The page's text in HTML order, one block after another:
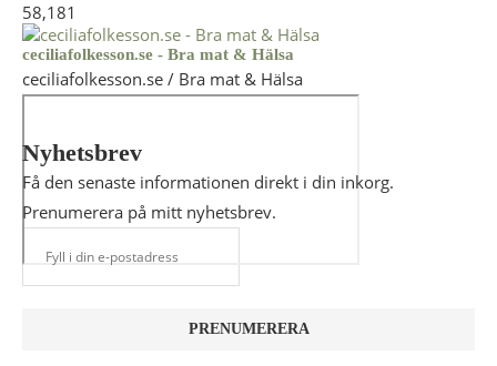
58,181
ceciliafolkesson.se - Bra mat & Hälsa
ceciliafolkesson.se / Bra mat & Hälsa
Nyhetsbrev
Få den senaste informationen direkt i din inkorg.
Prenumerera på mitt nyhetsbrev.